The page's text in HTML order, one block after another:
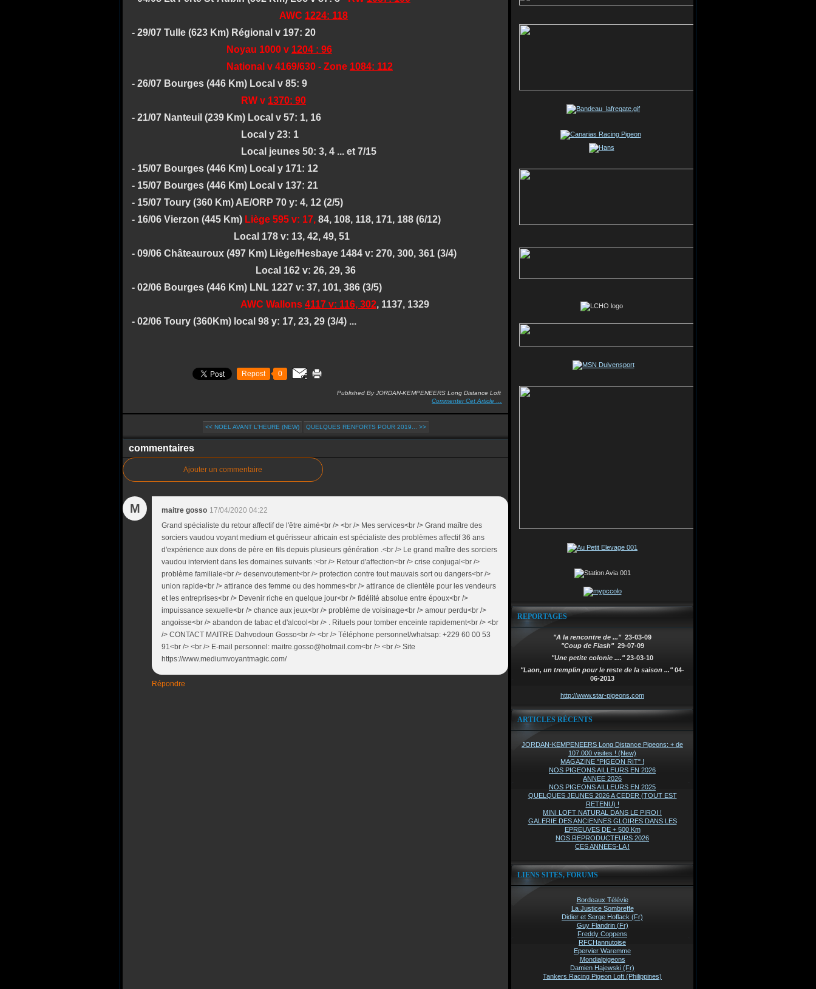
AWC 1224: 118
- 29/07 Tulle (623 Km) Régional v 197: 20
Noyau 1000 v 1204 : 96
National v 4169/630 - Zone 1084: 112
- 26/07 Bourges (446 Km) Local v 85: 9
RW v 1370: 90
- 21/07 Nanteuil (239 Km) Local v 57: 1, 16
Local y 23: 1
Local jeunes 50: 3, 4 ... et 7/15
- 15/07 Bourges (446 Km) Local y 171: 12
- 15/07 Bourges (446 Km) Local v 137: 21
- 15/07 Toury (360 Km) AE/ORP 70 y: 4, 12 (2/5)
- 16/06 Vierzon (445 Km) Liège 595 v: 17, 84, 108, 118, 171, 188 (6/12)
Local 178 v: 13, 42, 49, 51
- 09/06 Châteauroux (497 Km) Liège/Hesbaye 1484 v: 270, 300, 361 (3/4)
Local 162 v: 26, 29, 36
- 02/06 Bourges (446 Km) LNL 1227 v: 37, 101, 386 (3/5)
AWC Wallons 4117 v: 116, 302, 1137, 1329
- 02/06 Toury (360Km) local 98 y: 17, 23, 29 (3/4) ...
Repost 0
Published By JORDAN-KEMPENEERS Long Distance Loft
Commenter Cet Article
<< NOEL AVANT L'HEURE (NEW) QUELQUES RENFORTS POUR 2019... >>
commentaires
Ajouter un commentaire
M maitre gosso 17/04/2020 04:22
Grand spécialiste du retour affectif de l'être aimé<br /> <br /> Mes services<br /> Grand maître des
sorciers vaudou voyant medium et guérisseur africain est spécialiste des problèmes affectif 36 ans
d'expérience aux dons de père en fils depuis plusieurs génération .<br /> Le grand maître des sorciers
vaudou intervient dans les domaines suivants :<br /> Retour d'affection<br /> crise conjugal<br />
problème familiale<br /> desenvoutement<br /> protection contre tout mauvais sort ou dangers<br />
union rapide<br /> attirance des femme ou des hommes<br /> attirance de clientèle pour les vendeurs
et les entreprises<br /> Devenir riche en quelque jour<br /> fidélité absolue entre époux<br />
impuissance sexuelle<br /> chance aux jeux<br /> problème de voisinage<br /> amour perdu<br />
angoisse<br /> abandon de tabac et d'alcool<br /> . Rituels pour tomber enceinte rapidement<br /> <br
/> CONTACT MAITRE Dahvodoun Gosso<br /> <br /> Téléphone personnel/whatsap: +229 60 00 53
91<br /> <br /> E-mail personnel: maitre.gosso@hotmail.com<br /> <br /> Site
https://www.mediumvoyantmagic.com/
Répondre
REPORTAGES
"A la rencontre de ..." 23-03-09
"Coup de Flash"29-07-09
"Une petite colonie ...."23-03-10
"Laon, un tremplin pour le reste de la saison ..."04-
06-2013
http://www.star-pigeons.com
ARTICLES RÉCENTS
JORDAN-KEMPENEERS Long Distance Pigeons: + de
107.000 visites ! (New)
MAGAZINE "PIGEON RIT" !
NOS PIGEONS AILLEURS EN 2026
ANNEE 2026
NOS PIGEONS AILLEURS EN 2025
QUELQUES JEUNES 2026 A CEDER (TOUT EST
RETENU) !
MINI LOFT NATURAL DANS LE PIROI !
GALERIE DES ANCIENNES GLOIRES DANS LES
EPREUVES DE + 500 Km
NOS REPRODUCTEURS 2026
CES ANNEES-LA !
LIENS SITES, FORUMS
Bordeaux Télévie
La Justice Sombreffe
Didier et Serge Hoflack (Fr)
Guy Flandrin (Fr)
Freddy Coppens
RFCHannutoise
Epervier Waremme
Mondialpigeons
Damien Hajewski (Fr)
Tankers Racing Pigeon Loft (Philippines)